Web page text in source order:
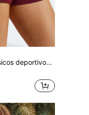
libre con bolsillos con SHORTS DE VERANO